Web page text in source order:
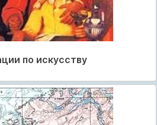
по искусству